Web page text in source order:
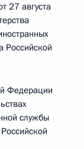
27 августа
Российской
Федерации
службы